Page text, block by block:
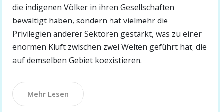
die indigenen Völker in ihren Gesellschaften
bewältigt haben, sondern hat vielmehr die
Privilegien anderer Sektoren gestärkt, was zu einer
enormen Kluft zwischen zwei Welten geführt hat, die
auf demselben Gebiet koexistieren.
Mehr Lesen